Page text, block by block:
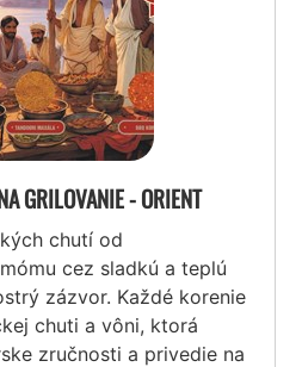
GRILOVANIE - ORIENT
chutí od
cez sladkú a teplú
zázvor. Každé korenie
chuti a vôni, ktorá
zručnosti a privedie na